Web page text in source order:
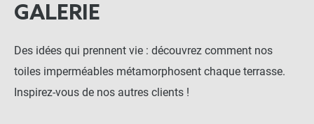
GALERIE
Des idées qui prennent vie : découvrez comment nos
toiles imperméables métamorphosent chaque terrasse.
Inspirez-vous de nos autres clients !